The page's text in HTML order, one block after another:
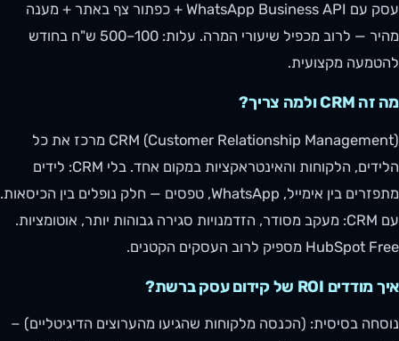
עסק עם WhatsApp Business API + כפתור צף באתר + מענה
מהיר — לרוב מכפיל שיעורי המרה. עלות: 100–500 ש"ח בחודש
להטמעה מקצועית.
מה זה CRM ולמה צריך?
CRM (Customer Relationship Management) מרכז את כל
הלידים, הלקוחות והאינטראקציות במקום אחד. בלי CRM: לידים
מתפזרים בין אימייל, WhatsApp, טפסים — חלק נופלים בין הכיסאות.
עם CRM: מעקב מסודר, הזדמנויות סגירה גבוהות יותר, אוטומציות.
HubSpot Free מספיק לרוב העסקים הקטנים.
איך מודדים ROI של קידום עסק ברשת?
נוסחה בסיסית: (הכנסה מלקוחות שהגיעו מהערוצים הדיגיטליים) −